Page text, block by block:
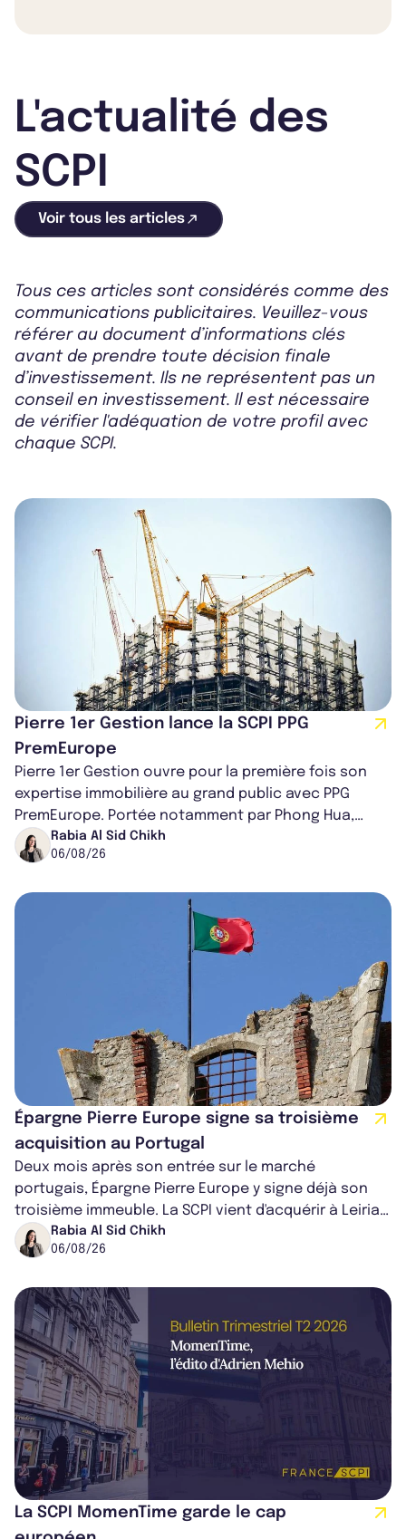
L'actualité des
SCPI
Voir tous les articles
Tous ces articles sont considérés comme des
communications publicitaires. Veuillez-vous
référer au document d’informations clés
avant de prendre toute décision finale
d’investissement. Ils ne représentent pas un
conseil en investissement. Il est nécessaire
de vérifier l'adéquation de votre profil avec
chaque SCPI.
Pierre 1er Gestion lance la SCPI PPG
PremEurope
Pierre 1er Gestion ouvre pour la première fois son
expertise immobilière au grand public avec PPG
PremEurope. Portée notamment par Phong Hua,
ancien directeur des investissements d...
Rabia Al Sid Chikh
06/08/26
Épargne Pierre Europe signe sa troisième
acquisition au Portugal
Deux mois après son entrée sur le marché
portugais, Épargne Pierre Europe y signe déjà son
troisième immeuble. La SCPI vient d'acquérir à Leiria,
dans le centre du pays, un établis...
Rabia Al Sid Chikh
06/08/26
La SCPI MomenTime garde le cap